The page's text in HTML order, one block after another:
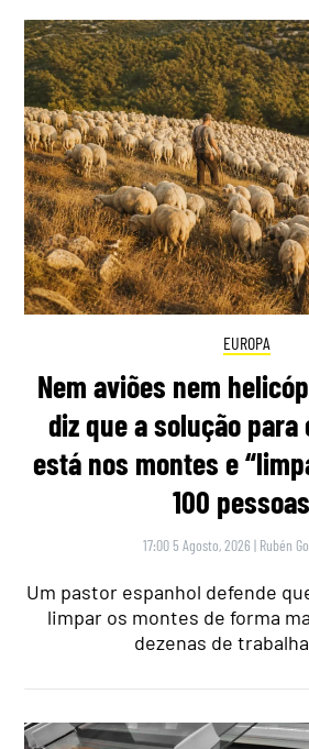
EUROPA
Nem aviões nem
diz que a solução para
está nos montes e
100
17:00 5 Agosto, 2026 | Rubén
Um pastor espanhol defende
limpar os montes de forma
dezenas de